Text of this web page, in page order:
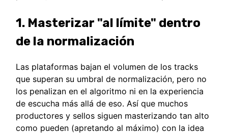
1. Masterizar "al límite" dentro
de la normalización
Las plataformas bajan el volumen de los tracks
que superan su umbral de normalización, pero no
los penalizan en el algoritmo ni en la experiencia
de escucha más allá de eso. Así que muchos
productores y sellos siguen masterizando tan alto
como pueden (apretando al máximo) con la idea